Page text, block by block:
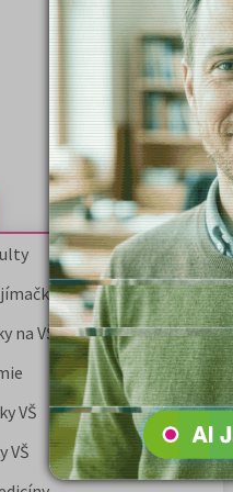
na VŠE Praha
VŠ
VŠ